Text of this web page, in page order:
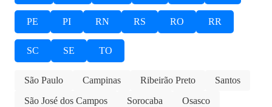
PE PI RN RS RO RR
SC SE TO
São Paulo Campinas Ribeirão Preto
Santos
São José dos Campos
Sorocaba
Osasco